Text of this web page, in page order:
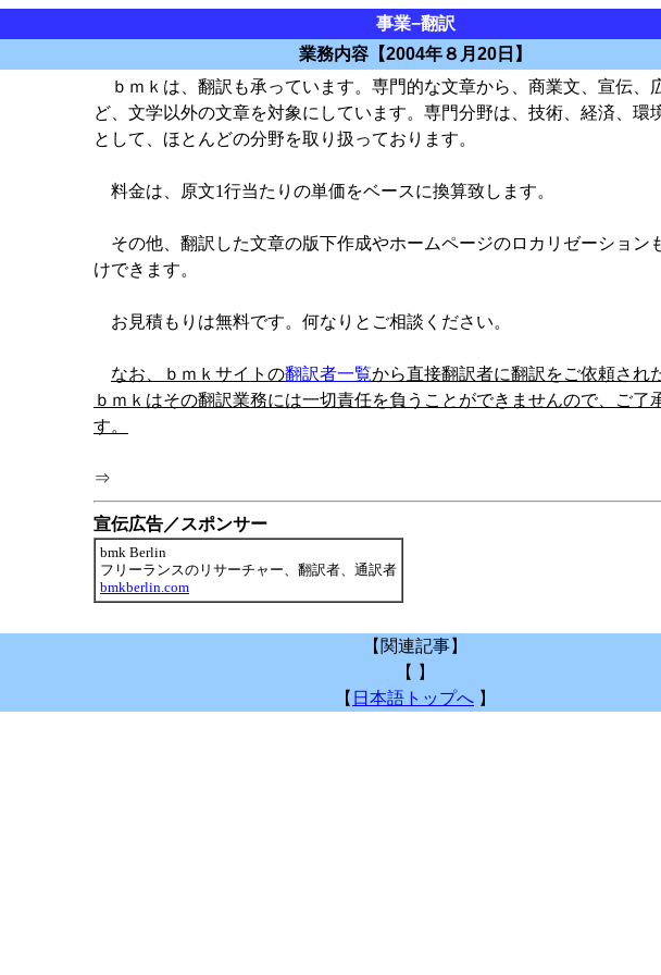
事業−翻訳
業務内容【2004年８月20日】
ｂｍｋは、翻訳も承っています。専門的な文章から、商業文、宣伝、
ど、文学以外の文章を対象にしています。専門分野は、技術、経済、環
として、ほとんどの分野を取り扱っております。
料金は、原文1行当たりの単価をベースに換算致します。
その他、翻訳した文章の版下作成やホームページのロカリゼーション
けできます。
お見積もりは無料です。何なりとご相談ください。
なお、ｂｍｋサイトの翻訳者一覧から直接翻訳者に翻訳をご依頼され
ｂｍｋはその翻訳業務には一切責任を負うことができませんので、ご了
す。
⇒
宣伝広告／スポンサー
bmk Berlin
フリーランスのリサーチャー、翻訳者、通訳者
bmkberlin.com
【関連記事】
【 】
【 日本語トップへ 】